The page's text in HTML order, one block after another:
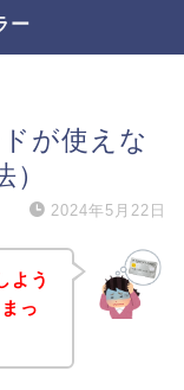
ー
が使えな
2024年5月22日
よう
っ